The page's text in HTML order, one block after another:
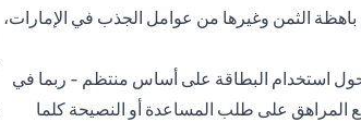
الثمن وغيرها من عوامل الجذب في الإمارات،
حول استخدام البطاقة على أساس منتظم - ربما في
المراهق على طلب المساعدة أو النصيحة كلما